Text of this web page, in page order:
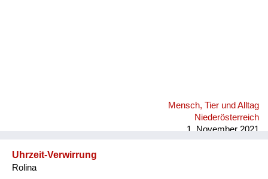
Mensch, Tier und Alltag
Niederösterreich
1. November 2021
Uhrzeit-Verwirrung
Rolina